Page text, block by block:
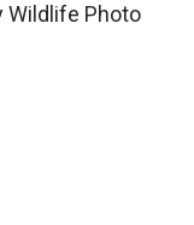
Wildlife Photo